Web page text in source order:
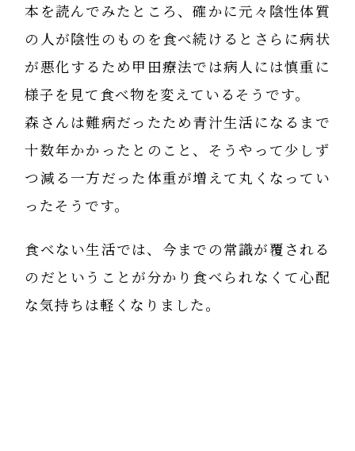
本を読んでみたところ、確かに元々陰性体質
の人が陰性のものを食べ続けるとさらに病状
が悪化するため甲田療法では病人には慎重に
様子を見て食べ物を変えているそうです。
森さんは難病だったため青汁生活になるまで
十数年かかったとのこと、そうやって少しず
つ減る一方だった体重が増えて丸くなってい
ったそうです。
食べない生活では、今までの常識が覆される
のだということが分かり食べられなくて心配
な気持ちは軽くなりました。